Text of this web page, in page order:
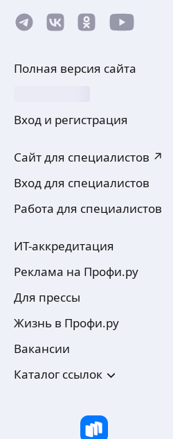
Полная версия сайта
Вход и регистрация
Сайт для специалистов ↗
Вход для специалистов
Работа для специалистов
ИТ-аккредитация
Реклама на Профи.ру
Для прессы
Жизнь в Профи.ру
Вакансии
Каталог ссылок